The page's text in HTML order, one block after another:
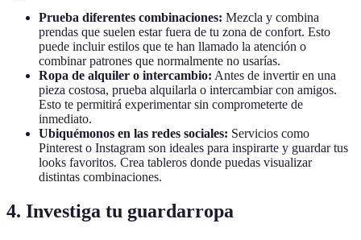
Prueba diferentes combinaciones: Mezcla y combina
prendas que suelen estar fuera de tu zona de confort. Esto
puede incluir estilos que te han llamado la atención o
combinar patrones que normalmente no usarías.
Ropa de alquiler o intercambio: Antes de invertir en una
pieza costosa, prueba alquilarla o intercambiar con amigos.
Esto te permitirá experimentar sin comprometerte de
inmediato.
Ubiquémonos en las redes sociales: Servicios como
Pinterest o Instagram son ideales para inspirarte y guardar tus
looks favoritos. Crea tableros donde puedas visualizar
distintas combinaciones.
4. Investiga tu guardarropa